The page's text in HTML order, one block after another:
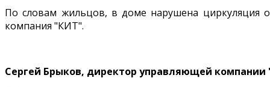
По словам жильцов, в доме нарушена циркуляция
компания "КИТ".
Сергей Брыков, директор управляющей